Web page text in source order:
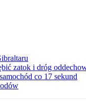
zatok i dróg
co 17 sekund